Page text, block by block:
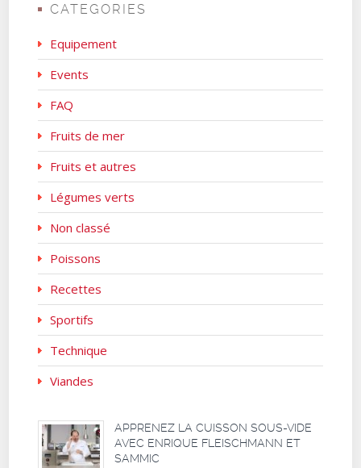
CATEGORIES
Equipement
Events
FAQ
Fruits de mer
Fruits et autres
Légumes verts
Non classé
Poissons
Recettes
Sportifs
Technique
Viandes
APPRENEZ LA CUISSON SOUS-VIDE
AVEC ENRIQUE FLEISCHMANN ET
SAMMIC